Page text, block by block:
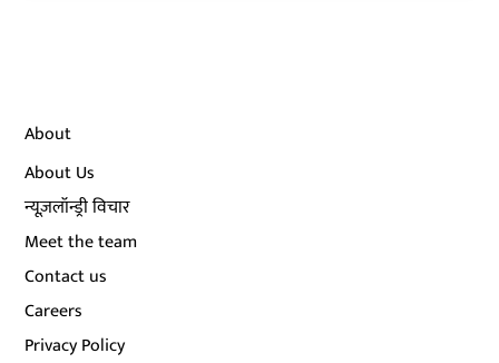
About
About Us
न्यूज़लॉन्ड्री विचार
Meet the team
Contact us
Careers
Privacy Policy